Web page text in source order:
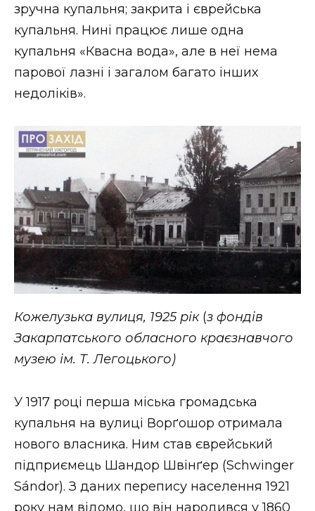
зручна купальня; закрита і єврейська
купальня. Нині працює лише одна
купальня «Квасна вода», але в неї нема
парової лазні і загалом багато інших
недоліків».
Кожелузька вулиця, 1925 рік(з фондів
Закарпатського обласного краєзнавчого
музею ім. Т. Легоцького)
У 1917 році перша міська громадська
купальня на вулиці Ворґошор отримала
нового власника. Ним став єврейський
підприємець Шандор Швінґер (Schwinger
Sándor). З даних перепису населення 1921
року нам відомо, що він народився у 1860